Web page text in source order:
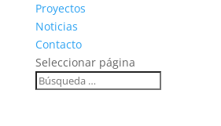
Proyectos
Noticias
Contacto
Seleccionar página